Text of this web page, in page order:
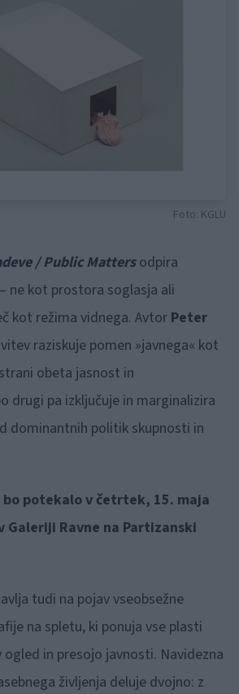
Foto: KGLU
/ Public Mattersodpira
ne kot prostora soglasja ali
kot režima vidnega. Avtor Peter
raziskuje pomen »javnega« kot
obeta jasnost in
drugi pa izključuje in marginalizira
dominantnih politik skupnosti in
potekalo v četrtek, 15. maja
Galeriji Ravne na Partizanski
tudi na pojav vseobsežne
na spletu, ki ponuja vse plasti
ogled in presojo javnosti. Navidezna
življenja deluje dvojno: z